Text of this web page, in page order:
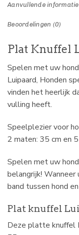
Aanvullende informatie
Beoordelingen (0)
Plat Knuffel
Spelen met uw
Luipaard, Honden
vinden het heerlijk
vulling heeft.
Speelplezier voor
2 maten: 35 cm en
Spelen met uw
belangrijk!
band tussen hond
Plat knuffel
Deze platte knuffel